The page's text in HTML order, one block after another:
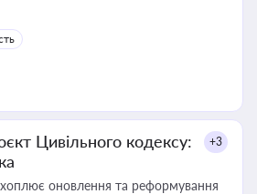
Цивільного кодексу:
+3
оновлення та реформування